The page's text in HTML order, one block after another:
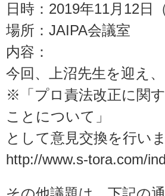
日時：2019年11月12日
場所：JAIPA会議室
内容：
今回、上沼先生を迎え、
※「プロ責法改正に関
ことについて」
として意見交換を行い
http://www.s-tora.com/